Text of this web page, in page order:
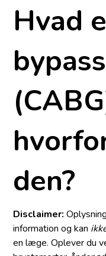
Hvad
den?
Disclaimer:
information og kan
en læge. Oplever du